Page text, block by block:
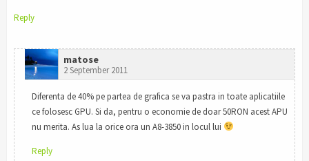
Reply
matose
2 September 2011
Diferenta de 40% pe partea de grafica se va pastra in toate aplicatiile
ce folosesc GPU. Si da, pentru o economie de doar 50RON acest APU
nu merita. As lua la orice ora un A8-3850 in locul lui
Reply